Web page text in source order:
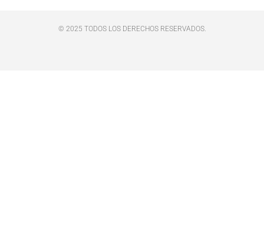
© 2025 TODOS LOS DERECHOS RESERVADOS.